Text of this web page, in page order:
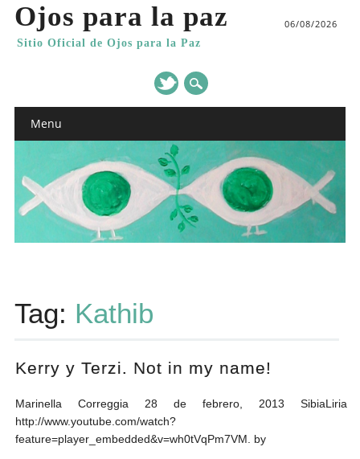
Ojos para la paz
Sitio Oficial de Ojos para la Paz
06/08/2026
Main menu
Menu
Andrés Vázquez de Sola
Tag: Kathib
Kerry y Terzi. Not in my name!
Marinella Correggia 28 de febrero, 2013 SibiaLiria
http://www.youtube.com/watch?
feature=player_embedded&v=wh0tVqPm7VM. by